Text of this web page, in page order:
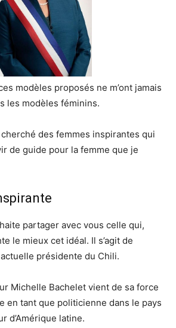
modèles proposés ne m’ont jamais
les modèles féminins.
cherché des femmes inspirantes qui
de guide pour la femme que je
partager avec vous celle qui,
le mieux cet idéal. Il s’agit de
présidente du Chili.
Michelle Bachelet vient de sa force
en tant que politicienne dans le pays
d’Amérique latine.